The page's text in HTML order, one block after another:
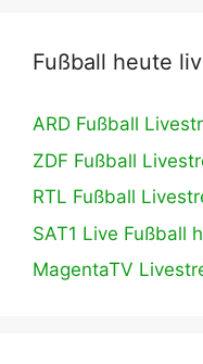
Fußball heute
ARD Fußball
ZDF Fußball
RTL Fußball
SAT1 Live Fußball
MagentaTV